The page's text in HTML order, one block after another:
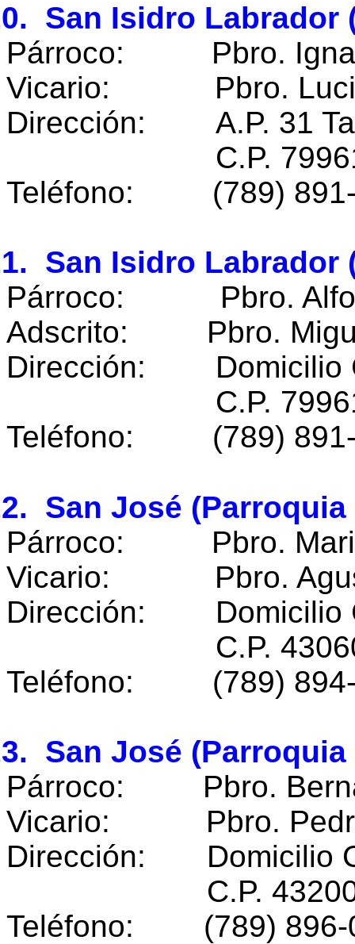
San Isidro Labrador
Párroco: Pbro.
Vicario: Pbro. Lucio
Dirección: A.P. 31
C.P. 79961
Teléfono: (789) 891-
San Isidro Labrador
Párroco: Pbro.
Adscrito: Pbro.
Dirección: Domicilio
C.P.
Teléfono: (789) 891-
San José
Párroco: Pbro.
Vicario: Pbro.
Dirección: Domicilio
C.P. 43060
Teléfono: (789) 894-
San José
Párroco: Pbro.
Vicario: Pbro. Pedro
Dirección: Domicilio
C.P. 43200
Teléfono: (789) 896-